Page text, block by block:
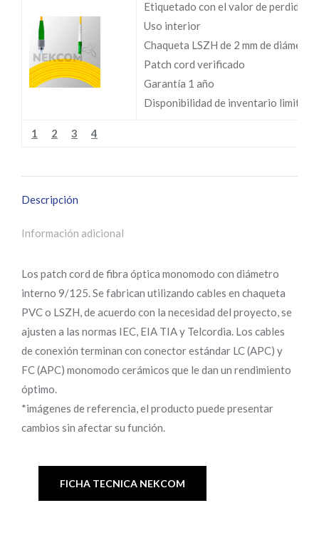
Etiquetado con el valor de perdidas
Uso interior
Chaqueta LSZH de 2 mm de diámetro
Patch cord verificado
Garantía 1 año
Disponibilidad de inventario limitada
1 2 3 4
Descripción
Información adicional
Los patch cord de fibra óptica monomodo con diámetro
interno 9/125. Se fabrican utilizando cables en chaqueta
PVC o LSZH, de acuerdo con la necesidad del proyecto, se
ajusten a las normas IEC, EIA TIA y Telcordia. Los cables
de conexión terminan con conector estándar LC (APC) y
FC (APC) monomodo cerámicos que le dan un rendimiento
óptimo.
*imágenes de referencia, el producto puede presentar
cambios sin afectar su función.
FICHA TECNICA NEKCOM